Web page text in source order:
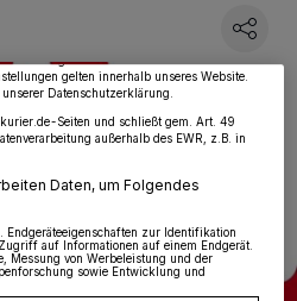
für Sie. Sie können dieses Menü jederzeit
oder Ablehnen am unteren
gelten innerhalb unseres Website.
Datenschutzerklärung.
Seiten und schließt gem. Art. 49
außerhalb des EWR, z.B. in
Daten, um Folgendes
Endgeräteeigenschaften zur Identifikation
auf Informationen auf einem Endgerät.
Messung von Werbeleistung und der
sowie Entwicklung und